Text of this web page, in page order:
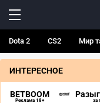
Dota 2 CS2 Мир
ИНТЕРЕСНОЕ
BETBOOM
Реклама 18+ за